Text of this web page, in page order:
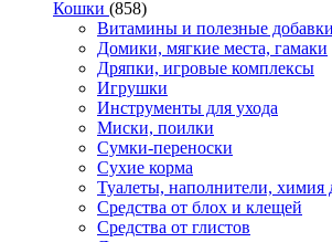
Кошки (858)
Витамины и полезные добавки
Домики, мягкие места, гамаки
Дряпки, игровые комплексы
Игрушки
Инструменты для ухода
Миски, поилки
Сумки-переноски
Сухие корма
Туалеты, наполнители, химия
Средства от блох и клещей
Средства от глистов